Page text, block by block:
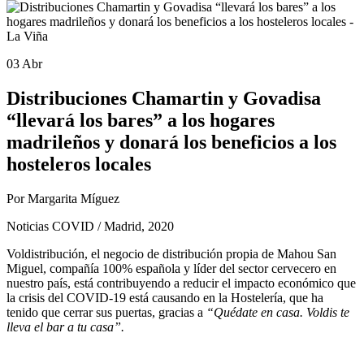
03 Abr
Distribuciones Chamartin y Govadisa
“llevará los bares” a los hogares
madrileños y donará los beneficios a los
hosteleros locales
Por Margarita Míguez
Noticias COVID / Madrid, 2020
Voldistribución, el negocio de distribución propia de Mahou San
Miguel, compañía 100% española y líder del sector cervecero en
nuestro país, está contribuyendo a reducir el impacto económico que
la crisis del COVID-19 está causando en la Hostelería, que ha
tenido que cerrar sus puertas, gracias a “Quédate en casa. Voldis te
lleva el bar a tu casa”.